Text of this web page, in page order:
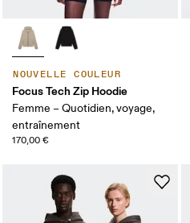
NOUVELLE COULEUR
Focus Tech Zip Hoodie
Femme – Quotidien, voyage,
entraînement
170,00 €